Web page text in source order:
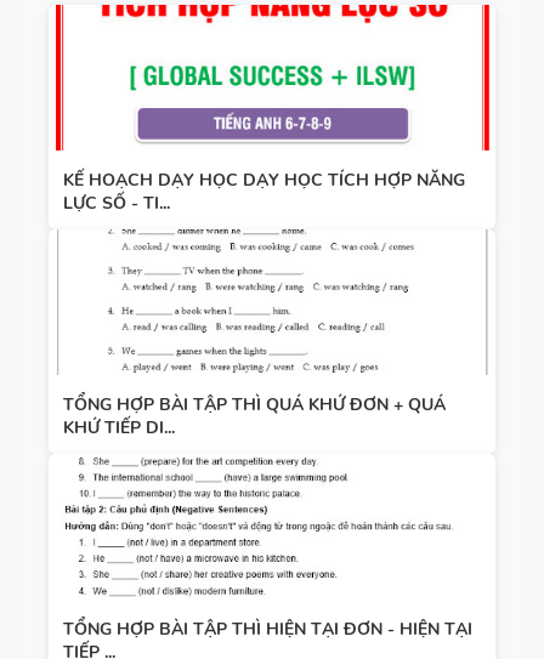
KẾ HOẠCH DẠY HỌC DẠY HỌC TÍCH HỢP NĂNG
LỰC SỐ - TI...
TỔNG HỢP BÀI TẬP THÌ QUÁ KHỨ ĐƠN + QUÁ
KHỨ TIẾP DI...
TỔNG HỢP BÀI TẬP THÌ HIỆN TẠI ĐƠN - HIỆN TẠI
TIẾP ...